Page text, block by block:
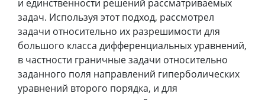
и единственности решений рассматриваемых
задач. Используя этот подход, рассмотрел
задачи относительно их разрешимости для
большого класса дифференциальных уравнений,
в частности граничные задачи относительно
заданного поля направлений гиперболических
уравнений второго порядка, и для